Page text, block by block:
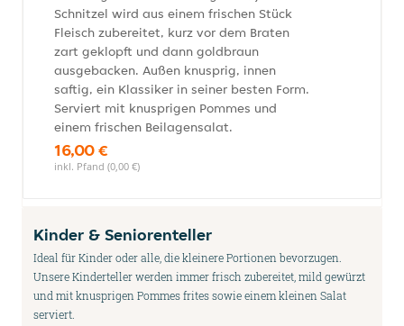
Schnitzel wird aus einem frischen Stück
Fleisch zubereitet, kurz vor dem Braten
zart geklopft und dann goldbraun
ausgebacken. Außen knusprig, innen
saftig, ein Klassiker in seiner besten Form.
Serviert mit knusprigen Pommes und
einem frischen Beilagensalat.
16,00 €
inkl. Pfand (0,00 €)
Kinder & Seniorenteller
Ideal für Kinder oder alle, die kleinere Portionen bevorzugen.
Unsere Kinderteller werden immer frisch zubereitet, mild gewürzt
und mit knusprigen Pommes frites sowie einem kleinen Salat
serviert.